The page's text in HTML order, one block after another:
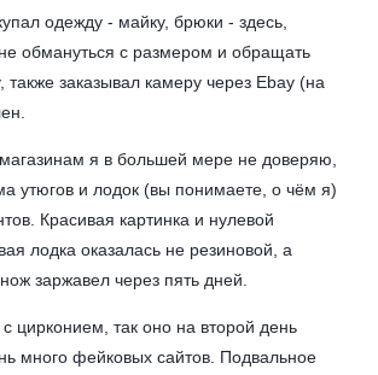
одежду - майку, брюки - здесь,
обмануться с размером и обращать
заказывал камеру через Ebay (на
я в большей мере не доверяю,
утюгов и лодок (вы понимаете, о чём я)
Красивая картинка и нулевой
лодка оказалась не резиновой, а
заржавел через пять дней.
цирконием, так оно на второй день
много фейковых сайтов. Подвальное